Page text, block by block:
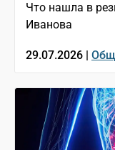
Что нашла в
Иванова
29.07.2026 |